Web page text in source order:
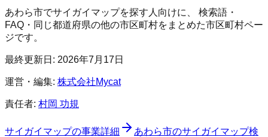
あわら市でサイガイマップを探す人向けに、 検索語・
FAQ・同じ都道府県の他の市区町村をまとめた市区町村ペー
ジです。
最終更新日: 2026年7月17日
運営・編集: 株式会社Mycat
責任者: 村岡 功規
サイガイマップの事業詳細 あわら市のサイガイマップ検